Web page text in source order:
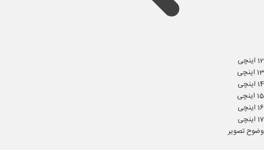
12 اینچی
13 اینچی
14 اینچی
15 اینچی
16 اینچی
17 اینچی
وضوح تصویر